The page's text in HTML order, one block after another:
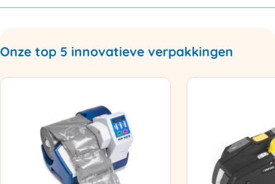
Onze top 5 innovatieve verpakkingen